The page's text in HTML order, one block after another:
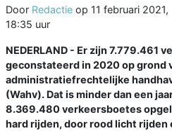
Door Redactie op 11 februari 2021,
18:35 uur
NEDERLAND - Er zijn 7.779.461
geconstateerd in 2020 op grond
administratiefrechtelijke
(Wahv). Dat is minder dan een
8.369.480 verkeersboetes
hard rijden, door rood licht rijden